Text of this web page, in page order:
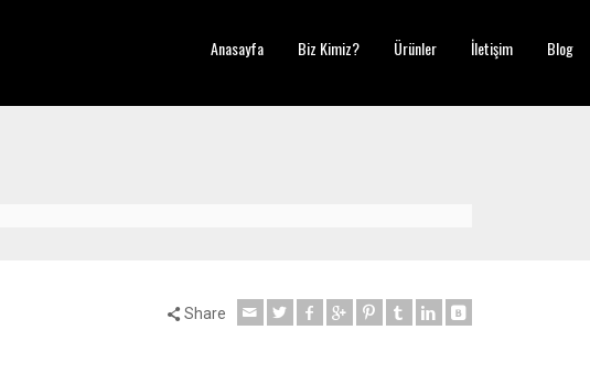
Anasayfa Biz Kimiz? Ürünler İletişim Blog
Share